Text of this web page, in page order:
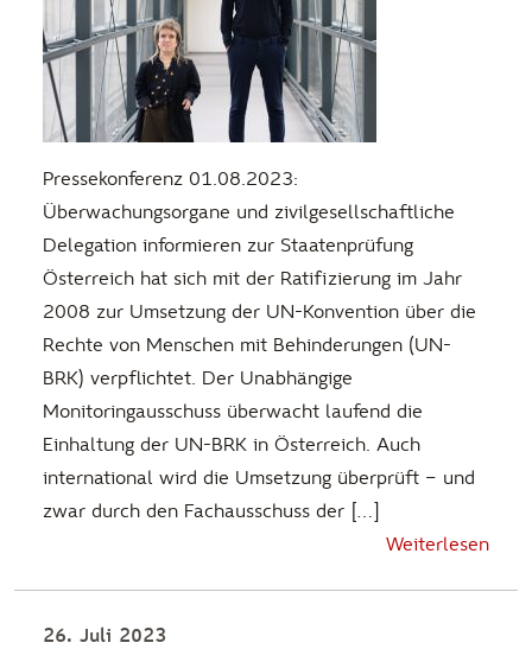
Pressekonferenz 01.08.2023:
Überwachungsorgane und zivilgesellschaftliche
Delegation informieren zur Staatenprüfung
Österreich hat sich mit der Ratifizierung im Jahr
2008 zur Umsetzung der UN-Konvention über die
Rechte von Menschen mit Behinderungen (UN-
BRK) verpflichtet. Der Unabhängige
Monitoringausschuss überwacht laufend die
Einhaltung der UN-BRK in Österreich. Auch
international wird die Umsetzung überprüft – und
zwar durch den Fachausschuss der […]
Weiterlesen
26. Juli 2023